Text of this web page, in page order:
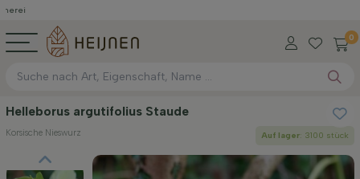
0
Helleborus argutifolius Staude
Korsische Nieswurz Auf lager: 3100 stück